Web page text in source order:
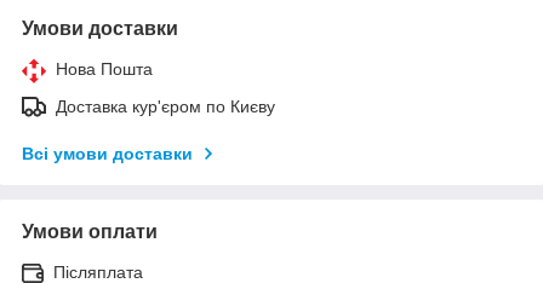
Умови доставки
Нова Пошта
Доставка кур'єром по Києву
Всі умови доставки
Умови оплати
Післяплата